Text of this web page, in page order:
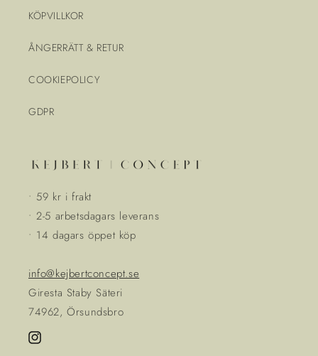
KÖPVILLKOR
ÅNGERRÄTT & RETUR
COOKIEPOLICY
GDPR
• 59 kr i frakt
• 2-5 arbetsdagars leverans
• 14 dagars öppet köp
info@kejbertconcept.se
Giresta Staby Säteri
74962, Örsundsbro
Instagram